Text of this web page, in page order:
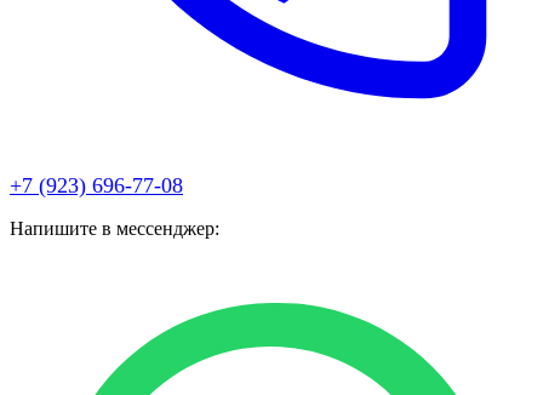
+7 (923) 696-77-08
Напишите в мессенджер: